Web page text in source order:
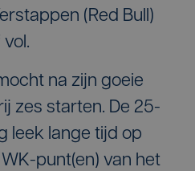
(Red Bull)
na zijn goeie
zes starten. De 25-
leek lange tijd op
punt(en) van het